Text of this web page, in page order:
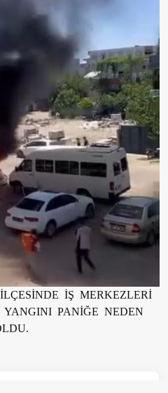
İŞ MERKEZLERİ
PANİĞE NEDEN